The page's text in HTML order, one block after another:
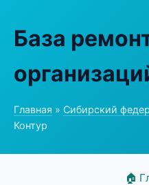
База
Главная » Сибирский
Контур
🏠